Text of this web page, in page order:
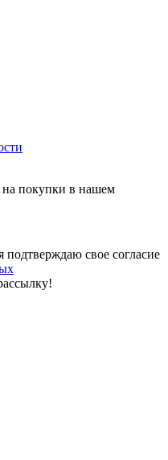
на покупки в нашем
свое согласие